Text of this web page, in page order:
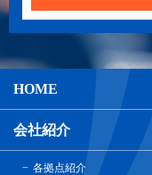
HOME
会社紹介
各拠点紹介